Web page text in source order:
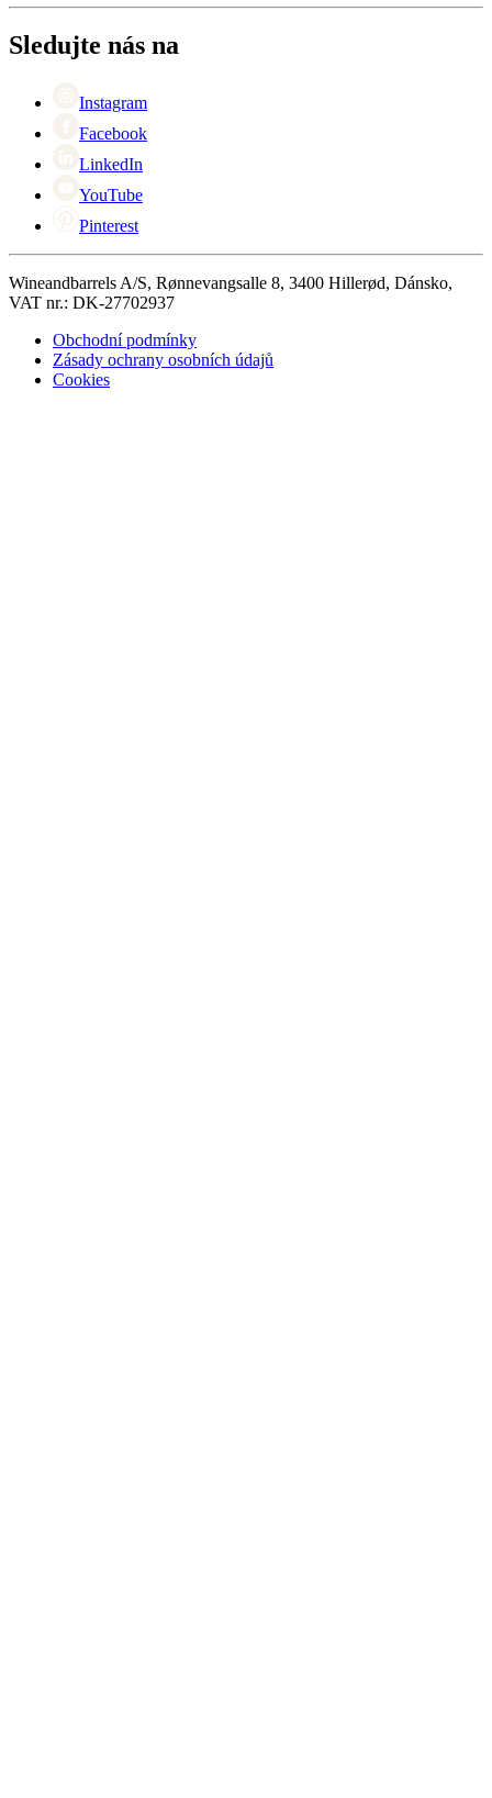
Vrácení
Black Friday
Singles Day
Sledujte nás na
Instagram
Facebook
LinkedIn
YouTube
Pinterest
Wineandbarrels A/S, Rønnevangsalle 8, 3400 Hillerød, Dánsko,
VAT nr.: DK-27702937
Obchodní podmínky
Zásady ochrany osobních údajů
Cookies